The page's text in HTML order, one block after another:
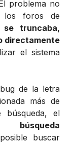
problema no
los foros de
se truncaba,
directamente
el sistema
de la letra
más de
búsqueda, el
buscar